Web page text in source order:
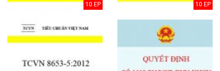
10 EP 10 EP